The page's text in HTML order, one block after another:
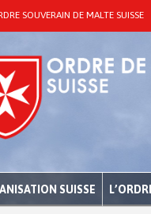
SOUVERAIN DE MALTE SUISSE
SUISSE